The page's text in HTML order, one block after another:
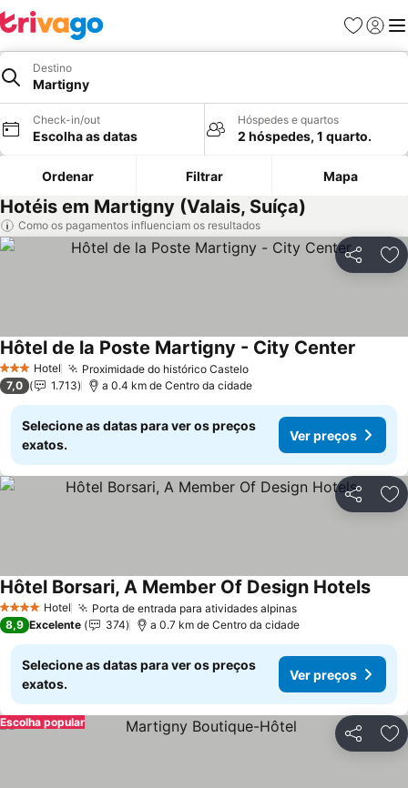
Favoritos
Iniciar
Destino
Martigny
Check-in/out
Escolha as datas
Hóspedes e quartos
2 hóspedes, 1 quarto.
Ordenar Filtrar Mapa
Hotéis em Martigny (Valais, Suíça)
Como os pagamentos influenciam os resultados
Partilhar
3 EstrelasHotel Proximidade do histórico Castelo
Hôtel de la Poste Martigny - City Center
7,0 1.713 a 0.4 km de Centro da cidade
Selecione as datas para ver os preços
exatos.
Ver preços
Partilhar
4 EstrelasHotel Porta de entrada para atividades alpinas
Hôtel Borsari, A Member Of Design Hotels
8,9 Excelente 374 a 0.7 km de Centro da cidade
Selecione as datas para ver os preços
exatos.
Ver preços
Partilhar
Escolha popular